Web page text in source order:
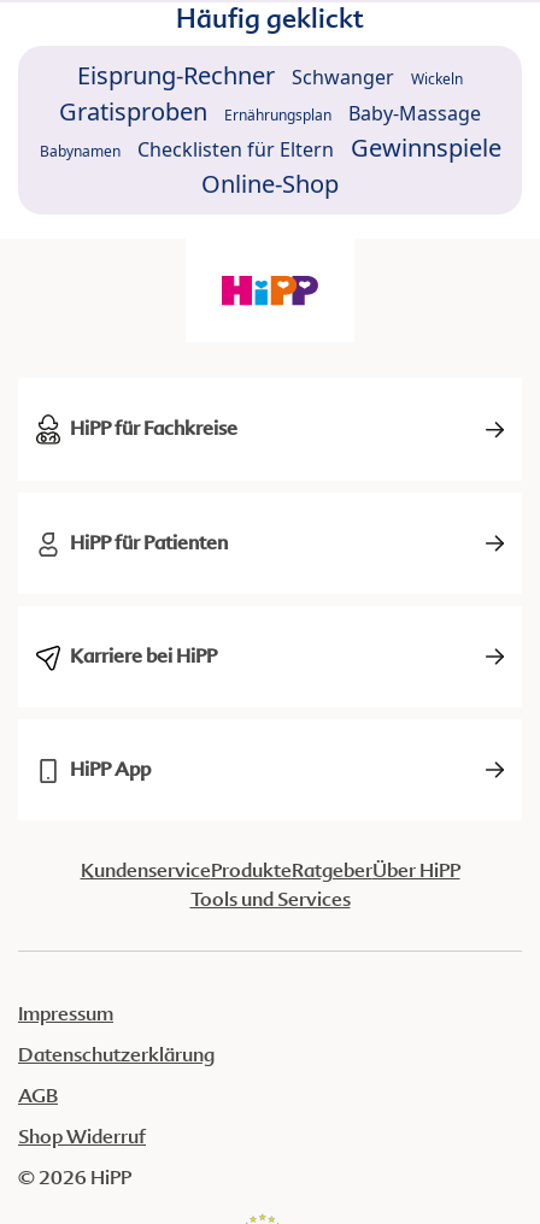
Häufig geklickt
Eisprung-Rechner Schwanger Wickeln
Gratisproben Ernährungsplan Baby-Massage
Babynamen Checklisten für Eltern
Gewinnspiele
Online-Shop
HiPP für Fachkreise
HiPP für Patienten
Karriere bei HiPP
HiPP App
KundenserviceProdukteRatgeberÜber HiPP
Tools und Services
Impressum
Datenschutzerklärung
AGB
Shop Widerruf
© 2026 HiPP